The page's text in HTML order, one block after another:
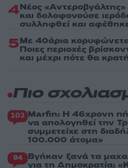
4Νέος «Αντεροβγάλτης»
και δολοφονούσε
συλληφθεί και
5Με 40άρια
Ποιες περιοχές
και μέχρι πότε θα
Πιο
103 Marfin: Η 46χρονη
να απολογηθεί την
συμμετείχε στη
100.000 άτομα»
94 Βγήκαν ξανά τα
για τη Δημοκρατία: